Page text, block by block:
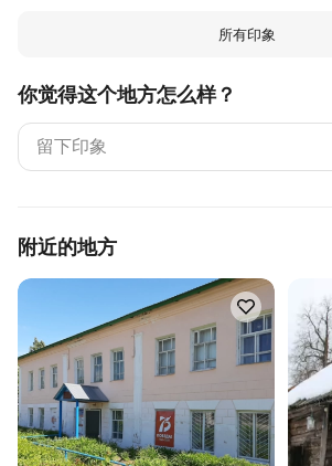
所有印象
你觉得这个地方怎么样？
附近的地方